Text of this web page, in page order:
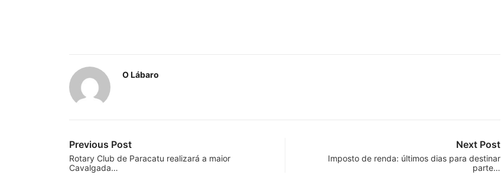
O Lábaro
Previous Post
Rotary Club de Paracatu realizará a maior
Cavalgada…
Next Post
Imposto de renda: últimos dias para destinar
parte…